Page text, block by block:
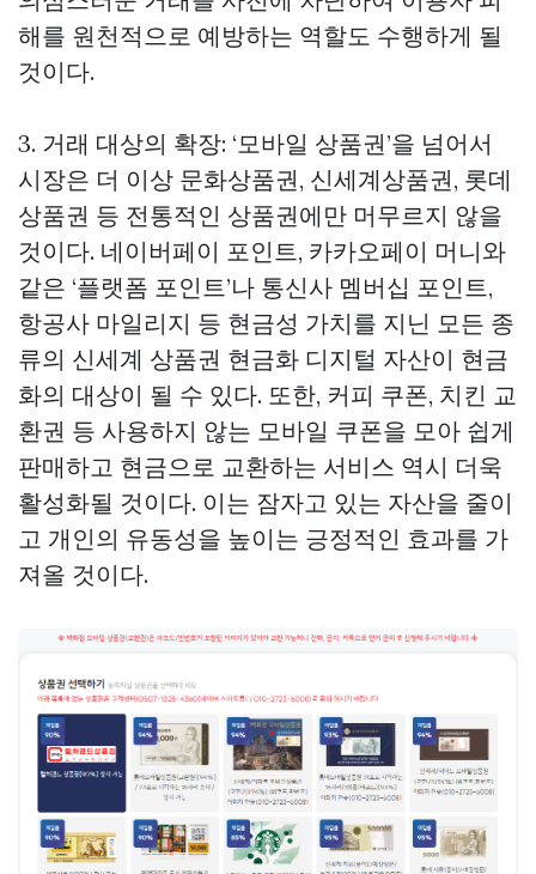
해를 원천적으로 예방하는 역할도 수행하게 될
것이다.
3. 거래 대상의 확장: ‘모바일 상품권’을 넘어서
시장은 더 이상 문화상품권, 신세계상품권, 롯데
상품권 등 전통적인 상품권에만 머무르지 않을
것이다. 네이버페이 포인트, 카카오페이 머니와
같은 ‘플랫폼 포인트’나 통신사 멤버십 포인트,
항공사 마일리지 등 현금성 가치를 지닌 모든 종
류의 신세계 상품권 현금화 디지털 자산이 현금
화의 대상이 될 수 있다. 또한, 커피 쿠폰, 치킨 교
환권 등 사용하지 않는 모바일 쿠폰을 모아 쉽게
판매하고 현금으로 교환하는 서비스 역시 더욱
활성화될 것이다. 이는 잠자고 있는 자산을 줄이
고 개인의 유동성을 높이는 긍정적인 효과를 가
져올 것이다.